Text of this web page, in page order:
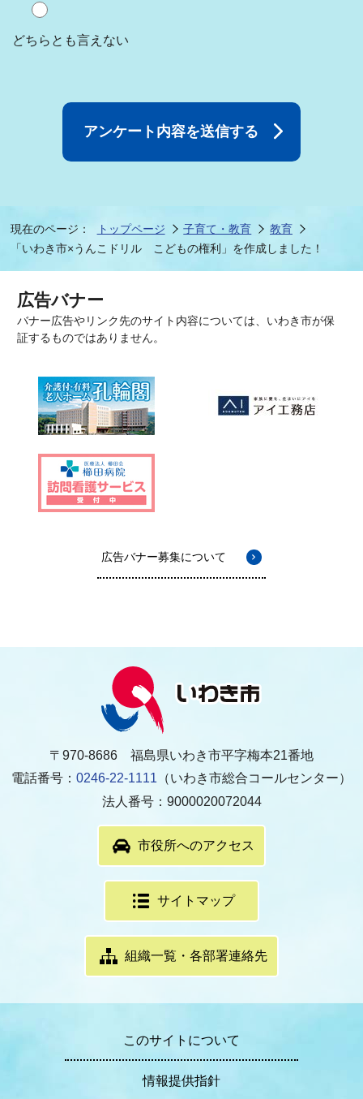
どちらとも言えない
現在のページ： トップページ 子育て・教育
教育
「いわき市×うんこドリル こどもの権利」を作成しました！
広告バナー
バナー広告やリンク先のサイト内容については、いわき市が保
証するものではありません。
広告バナー募集について
〒970-8686 福島県いわき市平字梅本21番地
電話番号： 0246-22-1111 （いわき市総合コールセンター）
法人番号：9000020072044
市役所へのアクセス
サイトマップ
組織一覧・各部署連絡先
このサイトについて
情報提供指針